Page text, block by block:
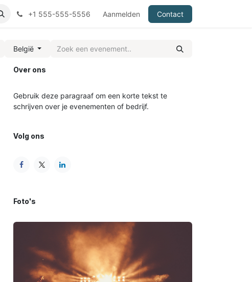
+1 555-555-5556 Aanmelden Contact
België
Over ons
Gebruik deze paragraaf om een korte tekst te
schrijven over je evenementen of bedrijf.
Volg ons
Foto's